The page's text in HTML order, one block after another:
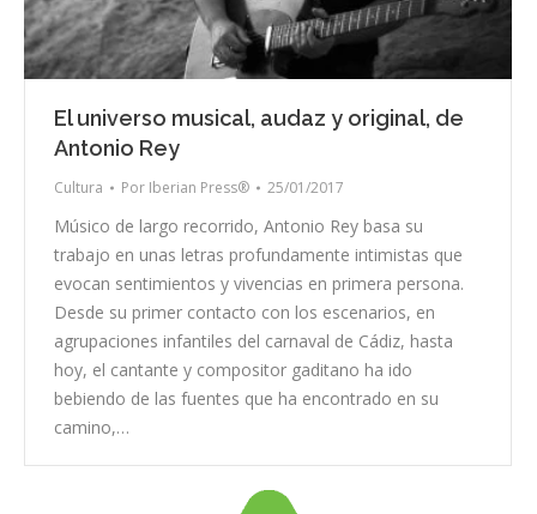
El universo musical, audaz y original, de
Antonio Rey
Cultura Por Iberian Press® 25/01/2017
Músico de largo recorrido, Antonio Rey basa su
trabajo en unas letras profundamente intimistas que
evocan sentimientos y vivencias en primera persona.
Desde su primer contacto con los escenarios, en
agrupaciones infantiles del carnaval de Cádiz, hasta
hoy, el cantante y compositor gaditano ha ido
bebiendo de las fuentes que ha encontrado en su
camino,…